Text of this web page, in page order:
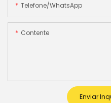
Telefone/WhatsApp
Contente
Enviar